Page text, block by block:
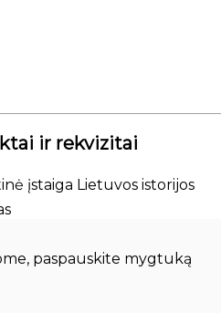
ir rekvizitai
įstaiga Lietuvos istorijos
Tilto g. 17, 01101 Vilnius, Lietuva
paspauskite mygtuką